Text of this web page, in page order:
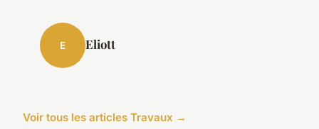
E Eliott
Voir tous les articles Travaux →